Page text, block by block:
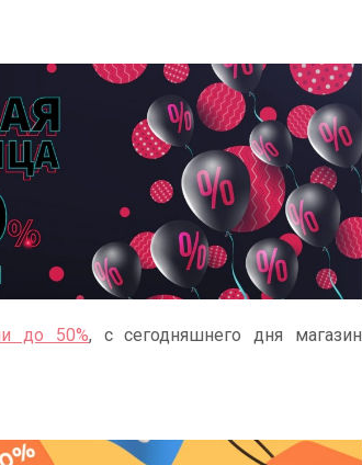
до 50%, с сегодняшнего дня магазин